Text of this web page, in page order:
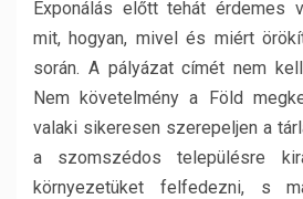
Exponálás előtt tehát érdemes
mit, hogyan, mivel és miért
során. A pályázat címét nem
Nem követelmény a Föld
valaki sikeresen szerepeljen a
a szomszédos településre
környezetüket felfedezni, s